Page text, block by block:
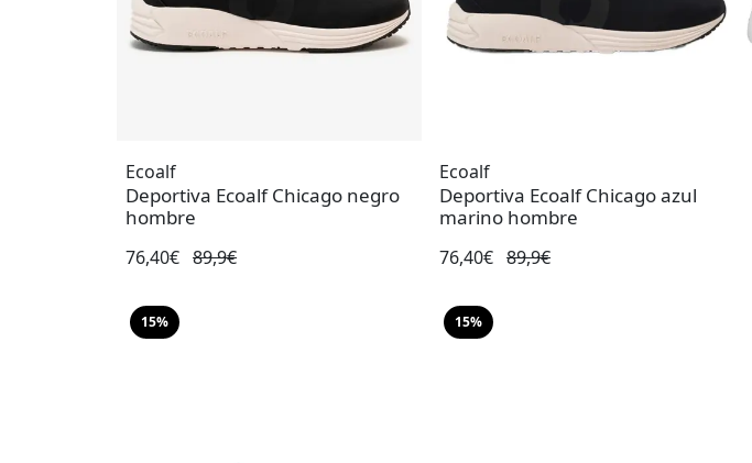
Ecoalf
Deportiva Ecoalf Chicago negro
hombre
76,40€ 89,9€
Ecoalf
Deportiva Ecoalf Chicago azul
marino hombre
76,40€ 89,9€
15% 15%